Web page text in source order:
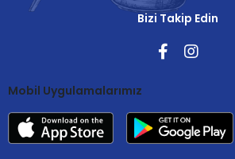
Bizi Takip Edin
Mobil Uygulamalarımız